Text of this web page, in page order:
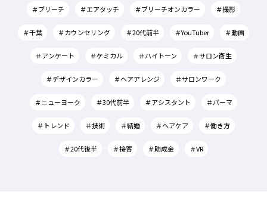
＃ブリーチ ＃エアタッチ ＃ブリーチオンカラー ＃撮影
＃千葉 ＃カウンセリング ＃20代前半 ＃YouTuber ＃動画
＃アンケート ＃ケミカル ＃ハイトーン ＃サロン衛生
＃デザインカラー ＃ヘアアレンジ ＃サロンワーク
＃ニューヨーク ＃30代前半 ＃アシスタント ＃パーマ
＃トレンド ＃技術 ＃結婚 ＃ヘアケア ＃働き方
＃20代後半 ＃接客 ＃助成金 ＃VR